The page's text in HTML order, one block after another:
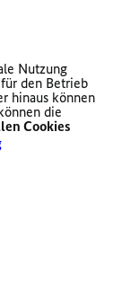
Nutzung
den Betrieb
hinaus können
die
Cookies